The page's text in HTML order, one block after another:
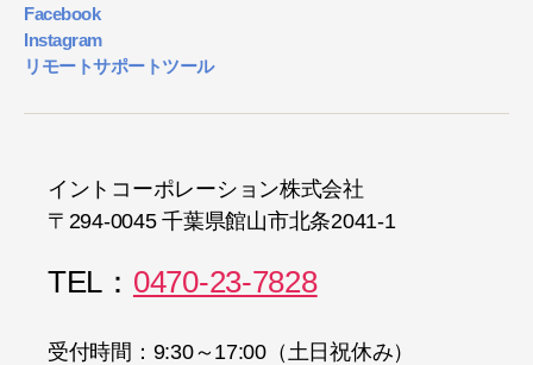
Facebook
Instagram
リモートサポートツール
イントコーポレーション株式会社
〒294-0045 千葉県館山市北条2041-1
TEL： 0470-23-7828
受付時間：9:30～17:00（土日祝休み）